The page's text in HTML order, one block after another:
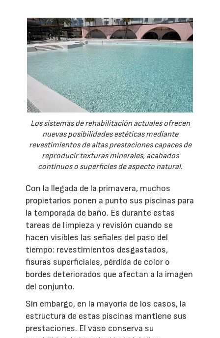
Los sistemas de rehabilitación actuales ofrecen
nuevas posibilidades estéticas mediante
revestimientos de altas prestaciones capaces de
reproducir texturas minerales, acabados
continuos o superficies de aspecto natural.
Con la llegada de la primavera, muchos
propietarios ponen a punto sus piscinas para
la temporada de baño. Es durante estas
tareas de limpieza y revisión cuando se
hacen visibles las señales del paso del
tiempo: revestimientos desgastados,
fisuras superficiales, pérdida de color o
bordes deteriorados que afectan a la imagen
del conjunto.
Sin embargo, en la mayoría de los casos, la
estructura de estas piscinas mantiene sus
prestaciones. El vaso conserva su